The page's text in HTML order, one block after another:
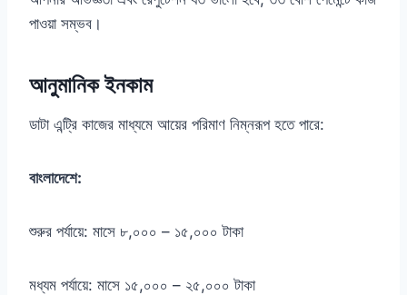
পাওয়া সম্ভব।
আনুমানিক ইনকাম
ডাটা এন্ট্রি কাজের মাধ্যমে আয়ের পরিমাণ নিম্নরূপ হতে পারে:
বাংলাদেশে:
শুরুর পর্যায়ে: মাসে ৮,০০০ – ১৫,০০০ টাকা
মধ্যম পর্যায়ে: মাসে ১৫,০০০ – ২৫,০০০ টাকা